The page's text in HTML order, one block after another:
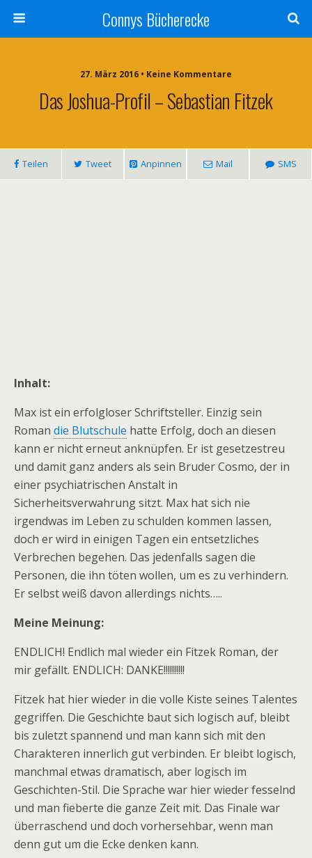
Connys Bücherecke
27. März 2016 • Keine Kommentare
Das Joshua-Profil – Sebastian Fitzek
Teilen Tweet Anpinnen Mail SMS
Inhalt:
Max ist ein erfolgloser Schriftsteller. Einzig sein
Roman die Blutschule hatte Erfolg, doch an diesen
kann er nicht erneut anknüpfen. Er ist gesetzestreu
und damit ganz anders als sein Bruder Cosmo, der in
einer psychiatrischen Anstalt in
Sicherheitsverwahrung sitzt. Max hat sich nie
irgendwas im Leben zu schulden kommen lassen,
doch er wird in einigen Tagen ein entsetzliches
Verbrechen begehen. Das jedenfalls sagen die
Personen, die ihn töten wollen, um es zu verhindern.
Er selbst weiß davon allerdings nichts…..
Meine Meinung:
ENDLICH! Endlich mal wieder ein Fitzek Roman, der
mir gefällt. ENDLICH: DANKE!!!!!!!!!!
Fitzek hat hier wieder in die volle Kiste seines Talentes
gegriffen. Die Geschichte baut sich logisch auf, bleibt
bis zuletzt spannend und man kann sich mit den
Charakteren innerlich gut verbinden. Er bleibt logisch,
manchmal etwas dramatisch, aber logisch im
Geschichten-Stil. Die Sprache war hier wieder fesselnd
und man fieberte die ganze Zeit mit. Das Finale war
überraschend und doch vorhersehbar, wenn man
denn gut um die Ecke denken kann.